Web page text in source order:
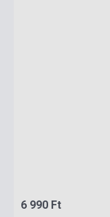
6 990 Ft